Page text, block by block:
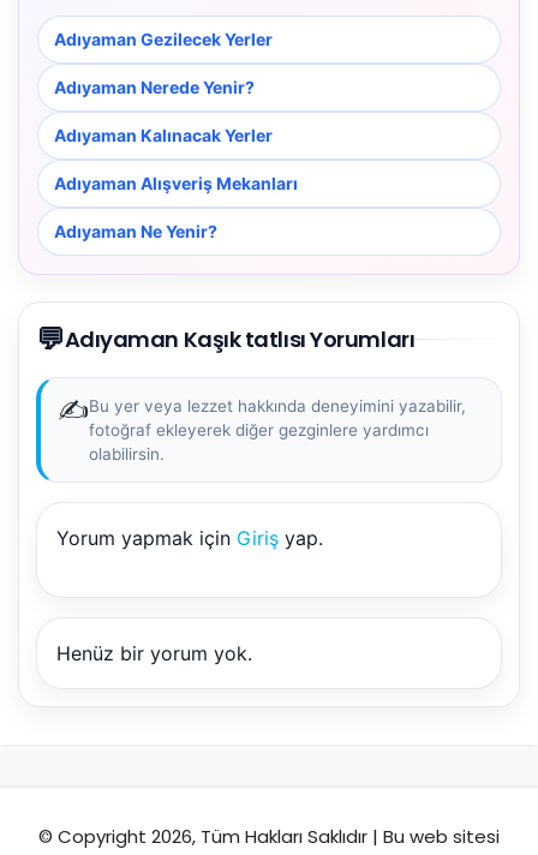
Adıyaman Gezilecek Yerler
Adıyaman Nerede Yenir?
Adıyaman Kalınacak Yerler
Adıyaman Alışveriş Mekanları
Adıyaman Ne Yenir?
💬Adıyaman Kaşık tatlısı Yorumları
✍️Bu yer veya lezzet hakkında deneyimini yazabilir,
fotoğraf ekleyerek diğer gezginlere yardımcı
olabilirsin.
Yorum yapmak için Giriş yap.
Henüz bir yorum yok.
© Copyright 2026, Tüm Hakları Saklıdır | Bu web sitesi
NBY Akıllı Asistan
AI kullanmadan, sitedeki gerçek yerlerle akıllı rota
önerir.
Şehir / ilçe
🏛️ Tarihi 🌿 Doğa 👨‍👩‍👧 Aile/Çocuk
🍽️ Lezzet ⚡ Kısa